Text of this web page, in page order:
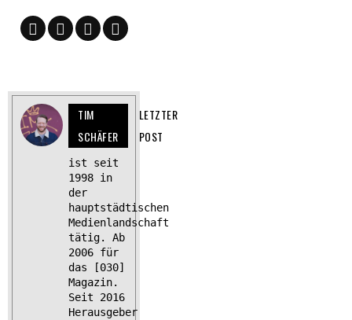
TIM
SCHÄFER
LETZTER
POST
ist seit
1998 in
der
hauptstädtischen
Medienlandschaft
tätig. Ab
2006 für
das [030]
Magazin.
Seit 2016
Herausgeber